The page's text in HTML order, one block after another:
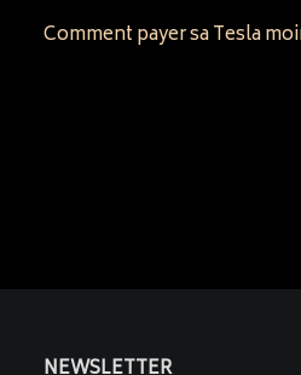
Comment payer sa Tesla